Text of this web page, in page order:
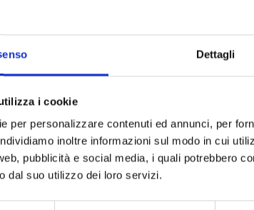
Dettagli
i cookie
per personalizzare contenuti ed annunci, per
inoltre informazioni sul modo in cui
pubblicità e social media, i quali potrebbero
dal suo utilizzo dei loro servizi.
beneficiari), a cominciare da quelle che
e hanno una prole numerosa.
nei villaggi dei dipartimenti di
beneficiando del nostro
concentra soprattutto sull'agricoltura,
trasferimento di conoscenze ed esperienza
per ogni famiglia